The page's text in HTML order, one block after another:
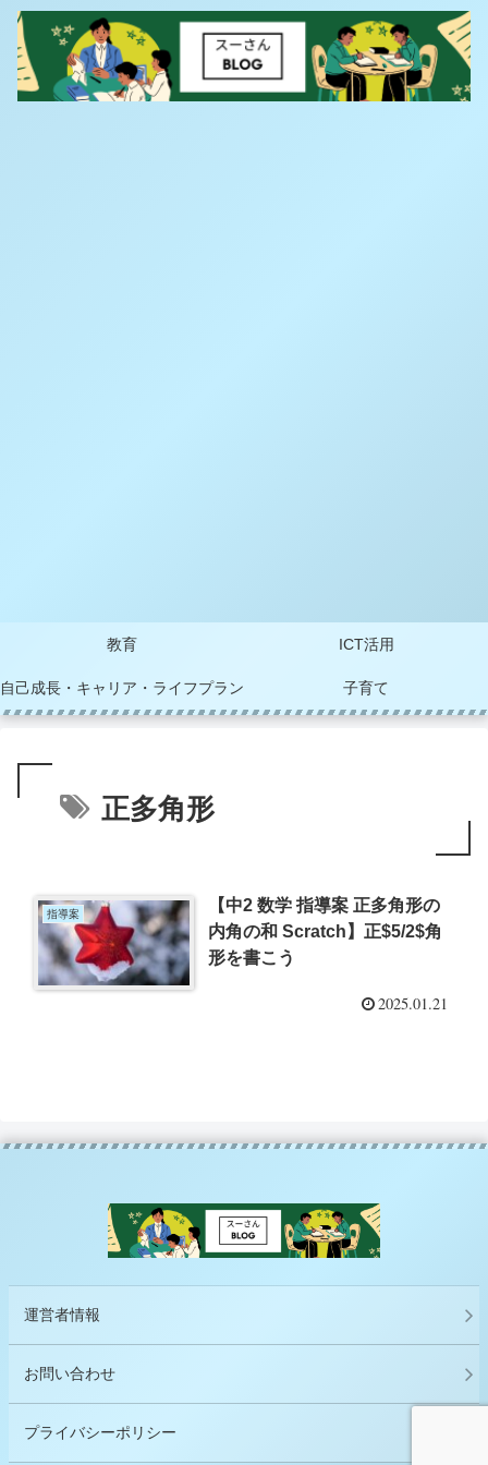
教育 ICT活用
自己成長・キャリア・ライフプラン 子育て
正多角形
指導案
【中2 数学 指導案 正多角形の
内角の和 Scratch】正$5/2$角
形を書こう
2025.01.21
運営者情報
お問い合わせ
プライバシーポリシー